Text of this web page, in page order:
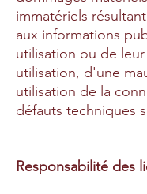
immatériels
aux informations
utilisation ou de
utilisation, d'une
utilisation de la
défauts techniques
Responsabilité des